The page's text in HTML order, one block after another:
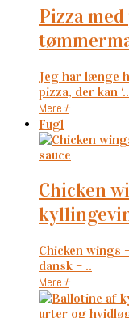
pizza med pølse i skorpen – en rigtig
Jeg har længe
pizza, der kan ‘..
Mere+
Fugl
chicken wings – sprøde
Chicken wings
dansk – ..
Mere+